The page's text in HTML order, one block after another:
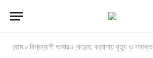
হোম » বিশ্বব্যাপী আবারও বেড়েছে করোনায় মৃত্যু ও শনাক্ত